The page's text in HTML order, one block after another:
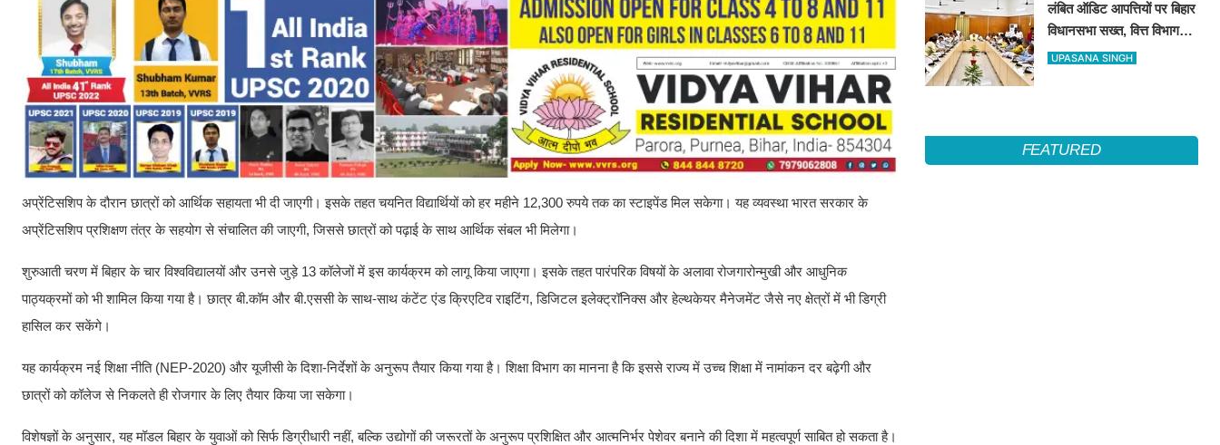
अप्रेंटिसशिप के दौरान छात्रों को आर्थिक सहायता भी दी जाएगी। इसके तहत चयनित विद्यार्थियों को हर महीने 12,300 रुपये तक का स्टाइपेंड मिल सकेगा। यह व्यवस्था भारत सरकार के
अप्रेंटिसशिप प्रशिक्षण तंत्र के सहयोग से संचालित की जाएगी, जिससे छात्रों को पढ़ाई के साथ आर्थिक संबल भी मिलेगा।
शुरुआती चरण में बिहार के चार विश्वविद्यालयों और उनसे जुड़े 13 कॉलेजों में इस कार्यक्रम को लागू किया जाएगा। इसके तहत पारंपरिक विषयों के अलावा रोजगारोन्मुखी और आधुनिक
पाठ्यक्रमों को भी शामिल किया गया है। छात्र बी.कॉम और बी.एससी के साथ-साथ कंटेंट एंड क्रिएटिव राइटिंग, डिजिटल इलेक्ट्रॉनिक्स और हेल्थकेयर मैनेजमेंट जैसे नए क्षेत्रों में भी डिग्री
हासिल कर सकेंगे।
यह कार्यक्रम नई शिक्षा नीति (NEP-2020) और यूजीसी के दिशा-निर्देशों के अनुरूप तैयार किया गया है। शिक्षा विभाग का मानना है कि इससे राज्य में उच्च शिक्षा में नामांकन दर बढ़ेगी और
छात्रों को कॉलेज से निकलते ही रोजगार के लिए तैयार किया जा सकेगा।
विशेषज्ञों के अनुसार, यह मॉडल बिहार के युवाओं को सिर्फ डिग्रीधारी नहीं, बल्कि उद्योगों की जरूरतों के अनुरूप प्रशिक्षित और आत्मनिर्भर पेशेवर बनाने की दिशा में महत्वपूर्ण साबित हो सकता है।
लंबित ऑडिट आपत्तियों पर बिहार
विधानसभा सख्त, वित्त विभाग
बना नोडल एजेंसी; सभी विभागों
UPASANA SINGH
FEATURED